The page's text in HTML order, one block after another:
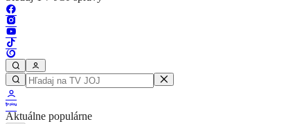
Aktuálne populárne